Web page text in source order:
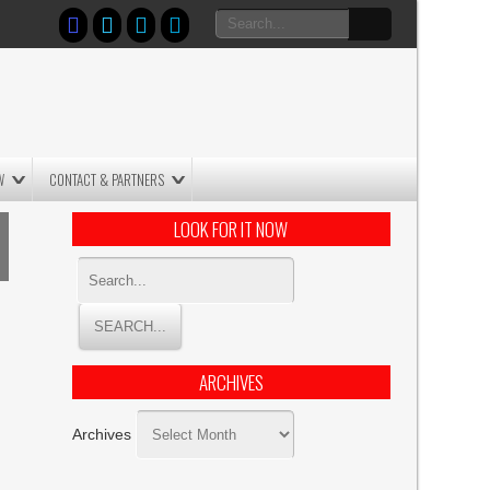
CONTACT & PARTNERS
LOOK FOR IT NOW
ARCHIVES
Archives